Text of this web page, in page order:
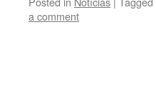
a comment